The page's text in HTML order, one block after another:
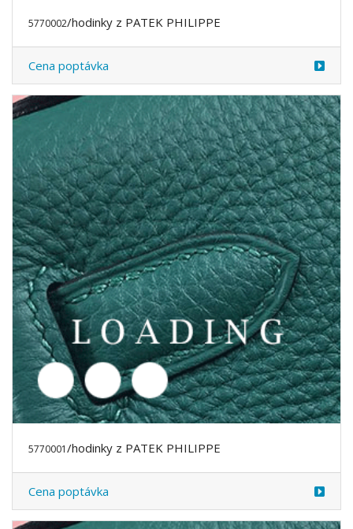
/hodinky z PATEK PHILIPPE
Cena poptávka